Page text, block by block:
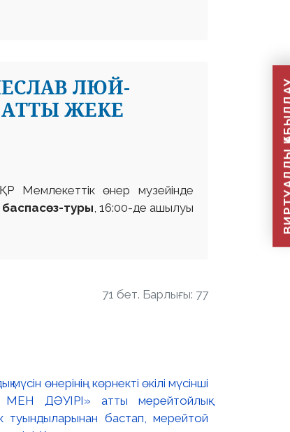
ЛЮЙ-
АТТЫ ЖЕКЕ
Мемлекеттік өнер музейінде
туры, 16:00-де ашылуы
71 бет. Барлығы: 77